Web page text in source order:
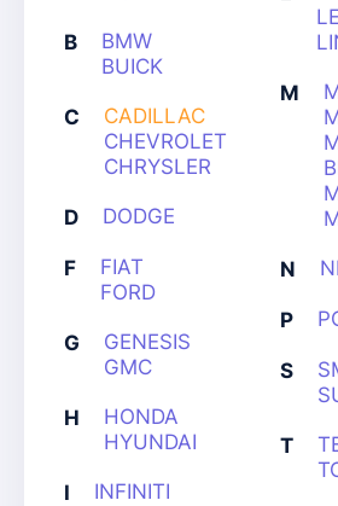
B
BMW
BUICK
C
CADILLAC
CHEVROLET
CHRYSLER
D DODGE
F
FIAT
FORD
G
GENESIS
GMC
H
HONDA
HYUNDAI
I INFINITI
M
N
P
S
T